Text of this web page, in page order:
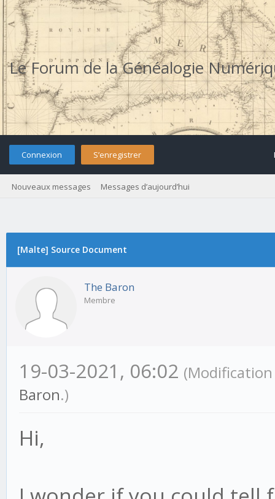
Le Forum de la Généalogie
Connexion S’enregistrer
Nouveaux messages Messages d’aujourd’hui
[Malte] Source Document
The Baron
Membre
19-03-2021, 06:02
Baron.)
Hi,